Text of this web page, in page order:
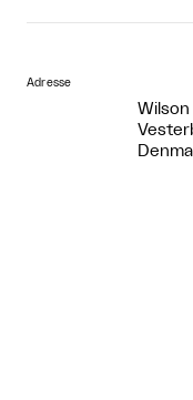
Adresse
Wilson